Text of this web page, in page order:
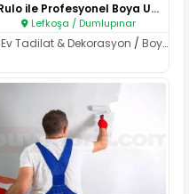
Rulo ile Profesyonel Boya Uygu..
Lefkoşa / Dumlupınar
Ev Tadilat & Dekorasyon /Boya & Badana